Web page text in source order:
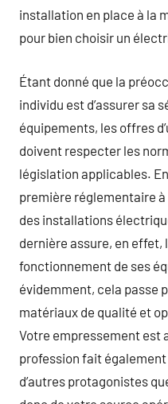
installation en place à la
pour bien choisir un
Étant donné que la
individu est d’assurer sa
équipements, les offres
doivent respecter les
législation applicables.
première réglementaire
des installations
dernière assure, en effet,
fonctionnement de ses
évidemment, cela passe
matériaux de qualité et
Votre empressement est
profession fait
d’autres protagonistes